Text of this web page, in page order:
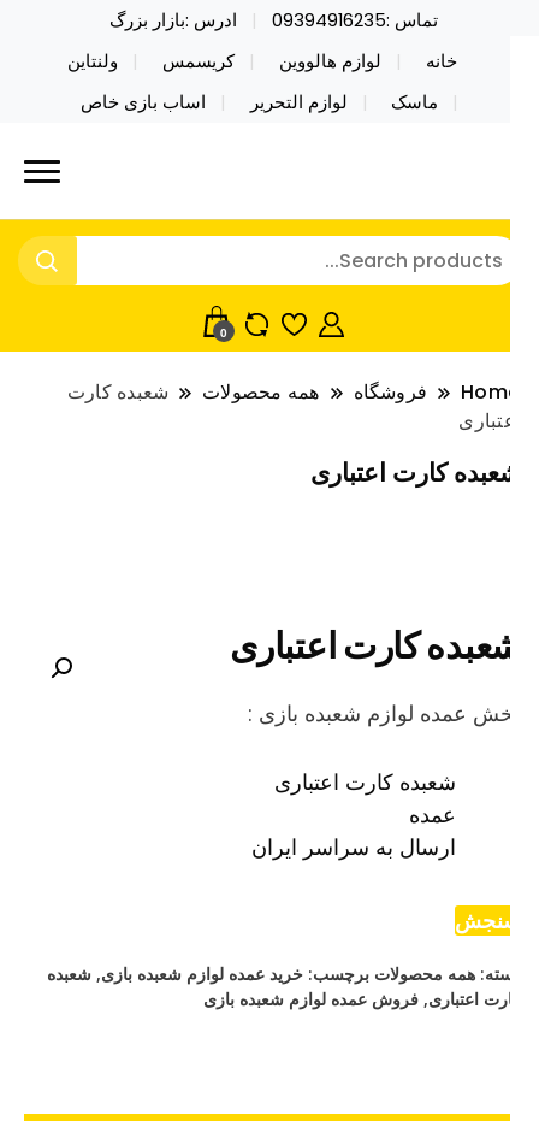
تماس :09394916235
ادرس :بازار بزرگ
خانه
لوازم هالووین کریسمس
ولنتاین
ماسک
لوازم التحریر اساب بازی خاص
تاین کادویی کریسمس اکسسوری
محصولات خاص فیجت اسباب بازی تراول ماگ نایکر
فروش عمده لوازم هالووین ولن تاین کادویی
اکسسوری ماسک در واردات مستقیم
0
فروشگاه همه محصولات
شعبده کارت
کارت اعتباری
کارت اعتباری
عمده لوازم شعبده بازی :
شعبده کارت اعتباری
عمده
ارسال به سراسر ایران
همه محصولات برچسب:خرید عمده لوازم شعبده بازی,شعبده
اعتباری,فروش عمده لوازم شعبده بازی